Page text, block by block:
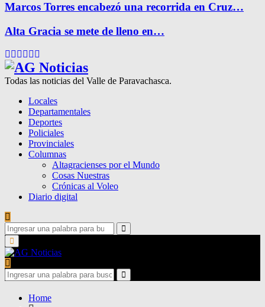
Marcos Torres encabezó una recorrida en Cruz…
Alta Gracia se mete de lleno en…
Facebook
Twitter
Instagram
Pinterest
Google
Todas las noticias del Valle de Paravachasca.
Locales
Departamentales
Deportes
Policiales
Provinciales
Columnas
Altagracienses por el Mundo
Cosas Nuestras
Crónicas al Voleo
Diario digital
Search
for:
Search
Primary
Menu
Search
for:
Search
Home